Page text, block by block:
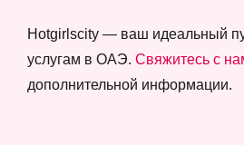
Hotgirlscity — ваш идеальный
услугам в ОАЭ. Свяжитесь с
дополнительной информации.